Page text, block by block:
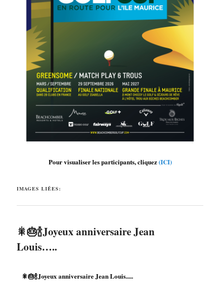
Pour visualiser les participants, cliquez(ICI)
IMAGES LIÉES:
🎇🎂🍾Joyeux anniversaire Jean
Louis…..
🎇🎂🍾Joyeux anniversaire Jean Louis.....